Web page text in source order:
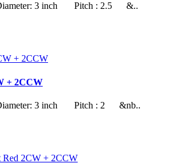
Diameter: 3 inch Pitch : 2.5 &..
+ 2CCW
Diameter: 3 inch Pitch : 2 &nb..